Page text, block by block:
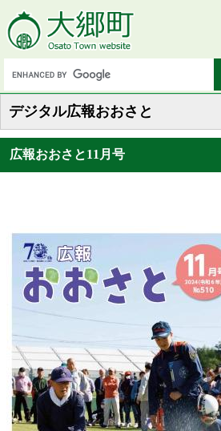
デジタル広報おおさと
広報おおさと11月号